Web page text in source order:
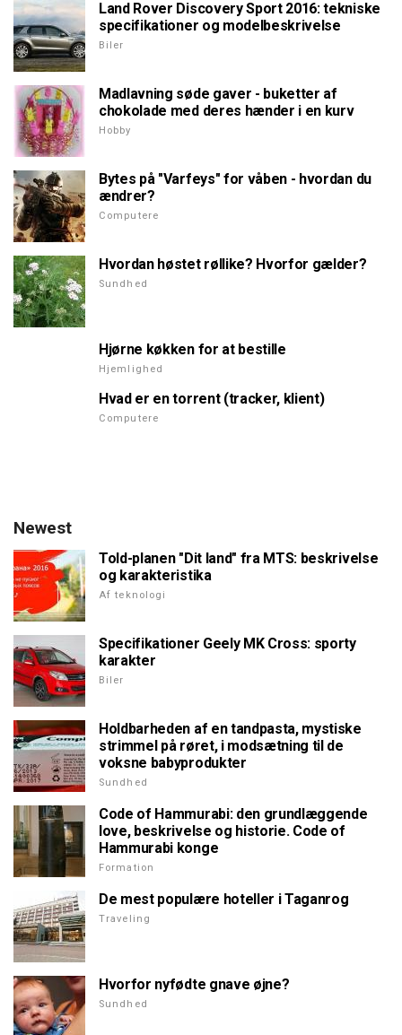
Land Rover Discovery Sport 2016: tekniske
specifikationer og modelbeskrivelse
Biler
Madlavning søde gaver - buketter af
chokolade med deres hænder i en kurv
Hobby
Bytes på "Varfeys" for våben - hvordan du
ændrer?
Computere
Hvordan høstet røllike? Hvorfor gælder?
Sundhed
Hjørne køkken for at bestille
Hjemlighed
Hvad er en torrent (tracker, klient)
Computere
Newest
Told-planen "Dit land" fra MTS: beskrivelse
og karakteristika
Af teknologi
Specifikationer Geely MK Cross: sporty
karakter
Biler
Holdbarheden af en tandpasta, mystiske
strimmel på røret, i modsætning til de
voksne babyprodukter
Sundhed
Code of Hammurabi: den grundlæggende
love, beskrivelse og historie. Code of
Hammurabi konge
Formation
De mest populære hoteller i Taganrog
Traveling
Hvorfor nyfødte gnave øjne?
Sundhed